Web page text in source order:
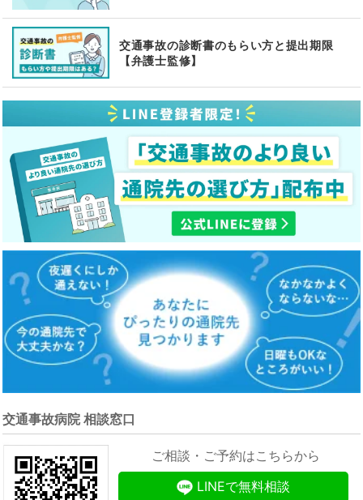
交通事故の診断書のもらい方と提出期限
【弁護士監修】
交通事故病院 相談窓口
ご相談・ご予約はこちらから
LINEで無料相談